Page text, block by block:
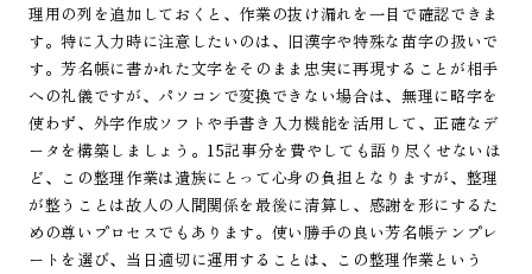
理用の列を追加しておくと、作業の抜け漏れを一目で確認できま
す。特に入力時に注意したいのは、旧漢字や特殊な苗字の扱いで
す。芳名帳に書かれた文字をそのまま忠実に再現することが相手
への礼儀ですが、パソコンで変換できない場合は、無理に略字を
使わず、外字作成ソフトや手書き入力機能を活用して、正確なデ
ータを構築しましょう。15記事分を費やしても語り尽くせないほ
ど、この整理作業は遺族にとって心身の負担となりますが、整理
が整うことは故人の人間関係を最後に清算し、感謝を形にするた
めの尊いプロセスでもあります。使い勝手の良い芳名帳テンプレ
ートを選び、当日適切に運用することは、この整理作業という